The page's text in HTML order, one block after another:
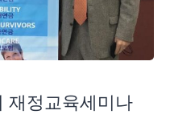
재정교육세미나